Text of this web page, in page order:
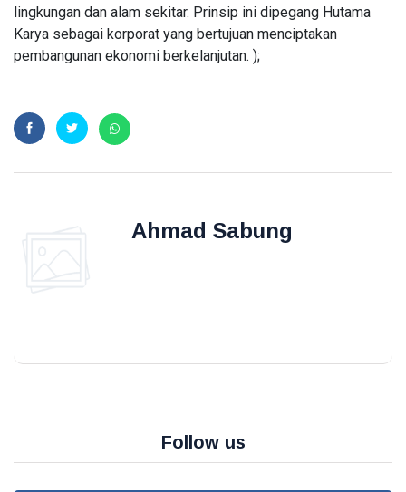
Blok Masela
INPEX
Petronas
lingkungan dan alam sekitar. Prinsip ini dipegang Hutama
Karya sebagai korporat yang bertujuan menciptakan
pembangunan ekonomi berkelanjutan. );
Ahmad Sabung
Follow us